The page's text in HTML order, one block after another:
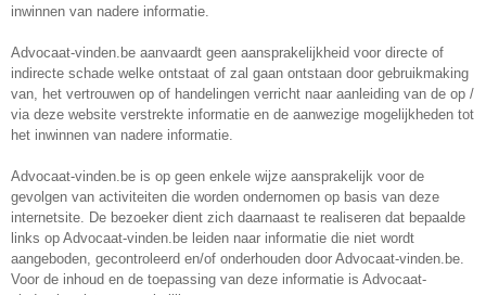
inwinnen van nadere informatie.
Advocaat-vinden.be aanvaardt geen aansprakelijkheid voor directe of
indirecte schade welke ontstaat of zal gaan ontstaan door gebruikmaking
van, het vertrouwen op of handelingen verricht naar aanleiding van de op /
via deze website verstrekte informatie en de aanwezige mogelijkheden tot
het inwinnen van nadere informatie.
Advocaat-vinden.be is op geen enkele wijze aansprakelijk voor de
gevolgen van activiteiten die worden ondernomen op basis van deze
internetsite. De bezoeker dient zich daarnaast te realiseren dat bepaalde
links op Advocaat-vinden.be leiden naar informatie die niet wordt
aangeboden, gecontroleerd en/of onderhouden door Advocaat-vinden.be.
Voor de inhoud en de toepassing van deze informatie is Advocaat-